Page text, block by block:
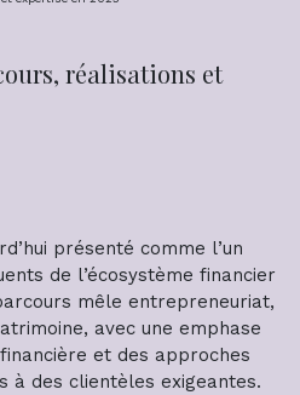
réalisations et
présenté comme l’un
de l’écosystème financier
mêle entrepreneuriat,
avec une emphase
et des approches
à des clientèles exigeantes.